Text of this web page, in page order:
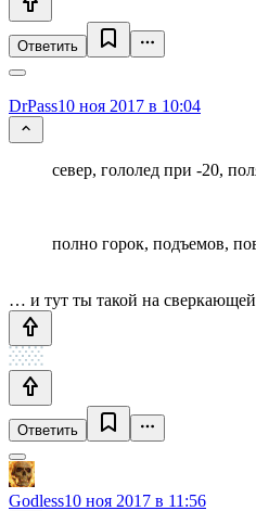
Ответить
DrPass10 ноя 2017 в 10:04
север, гололед при -20,
полно горок, подъемов,
… и тут ты такой на
Ответить
Godless10 ноя 2017 в 11:56